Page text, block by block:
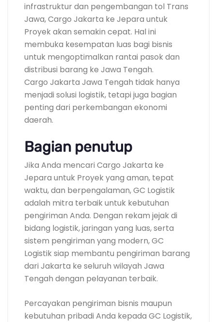
infrastruktur dan pengembangan tol Trans
Jawa, Cargo Jakarta ke Jepara untuk
Proyek akan semakin cepat. Hal ini
membuka kesempatan luas bagi bisnis
untuk mengoptimalkan rantai pasok dan
distribusi barang ke Jawa Tengah.
Cargo Jakarta Jawa Tengah tidak hanya
menjadi solusi logistik, tetapi juga bagian
penting dari perkembangan ekonomi
daerah.
Bagian penutup
Jika Anda mencari Cargo Jakarta ke
Jepara untuk Proyek yang aman, tepat
waktu, dan berpengalaman, GC Logistik
adalah mitra terbaik untuk kebutuhan
pengiriman Anda. Dengan rekam jejak di
bidang logistik, jaringan yang luas, serta
sistem pengiriman yang modern, GC
Logistik siap membantu pengiriman barang
dari Jakarta ke seluruh wilayah Jawa
Tengah dengan pelayanan terbaik.
Percayakan pengiriman bisnis maupun
kebutuhan pribadi Anda kepada GC Logistik,